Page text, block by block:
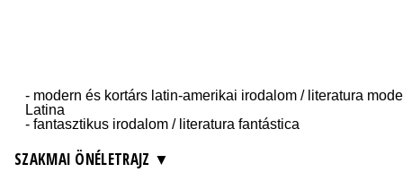
SZAKMAI ÖNÉLETRAJZ